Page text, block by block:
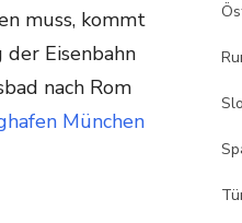
muss, kommt
Eisenbahn
nach Rom
München